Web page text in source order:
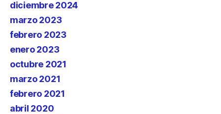
diciembre 2024
marzo 2023
febrero 2023
enero 2023
octubre 2021
marzo 2021
febrero 2021
abril 2020